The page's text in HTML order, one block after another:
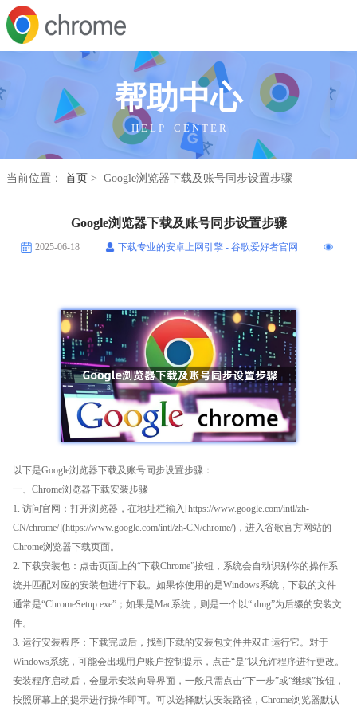
帮助中心
H E L P C E N T E R
当前位置： 首页 > Google浏览器下载及账号同步设置步骤
Google浏览器下载及账号同步设置步骤
2025-06-18 下载专业的安卓上网引擎 - 谷歌爱好者官网
以下是Google浏览器下载及账号同步设置步骤：
一、Chrome浏览器下载安装步骤
1. 访问官网：打开浏览器，在地址栏输入[https://www.google.com/intl/zh-
CN/chrome/](https://www.google.com/intl/zh-CN/chrome/)，进入谷歌官方网站的
Chrome浏览器下载页面。
2. 下载安装包：点击页面上的“下载Chrome”按钮，系统会自动识别你的操作系
统并匹配对应的安装包进行下载。如果你使用的是Windows系统，下载的文件
通常是“ChromeSetup.exe”；如果是Mac系统，则是一个以“.dmg”为后缀的安装文
件。
3. 运行安装程序：下载完成后，找到下载的安装包文件并双击运行它。对于
Windows系统，可能会出现用户账户控制提示，点击“是”以允许程序进行更改。
安装程序启动后，会显示安装向导界面，一般只需点击“下一步”或“继续”按钮，
按照屏幕上的提示进行操作即可。可以选择默认安装路径，Chrome浏览器默认